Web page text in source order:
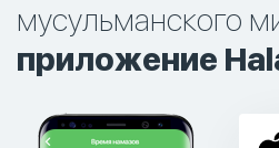
мусульманского
приложение